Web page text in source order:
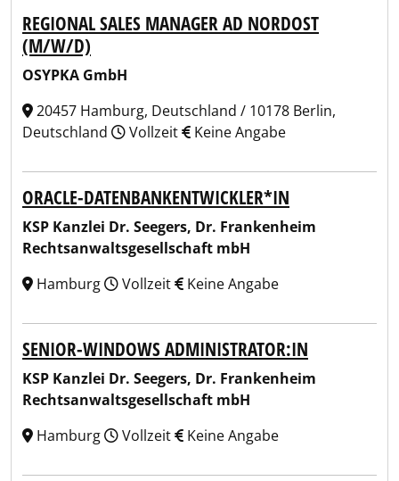
REGIONAL SALES MANAGER AD NORDOST
(M/W/D)
OSYPKA GmbH
20457 Hamburg, Deutschland / 10178 Berlin,
Deutschland
Vollzeit Keine Angabe
ORACLE-DATENBANKENTWICKLER*IN
KSP Kanzlei Dr. Seegers, Dr. Frankenheim
Rechtsanwaltsgesellschaft mbH
Hamburg
Vollzeit Keine Angabe
SENIOR-WINDOWS ADMINISTRATOR:IN
KSP Kanzlei Dr. Seegers, Dr. Frankenheim
Rechtsanwaltsgesellschaft mbH
Hamburg
Vollzeit Keine Angabe